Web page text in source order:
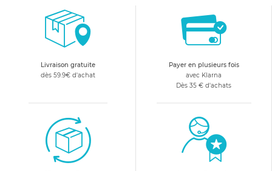
Livraison gratuite
dès 59.9€ d'achat
Payer en plusieurs fois
avec Klarna
Dès 35 € d'achats